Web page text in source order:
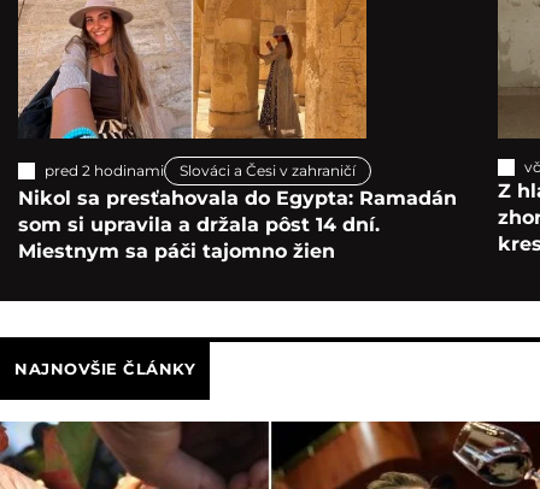
pred 2 hodinami Slováci a Česi v zahraničí
Nikol sa presťahovala do Egypta: Ramadán
som si upravila a držala pôst 14 dní.
Miestnym sa páči tajomno žien
Z
NAJNOVŠIE ČLÁNKY